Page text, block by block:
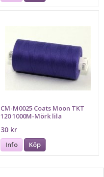
CM-M0025 Coats Moon TKT
120 1000M-Mörk lila
30 kr
Info Köp